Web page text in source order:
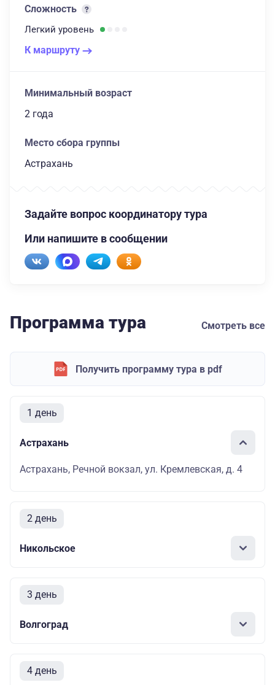
Сложность
Легкий уровень
К маршруту
Минимальный возраст
2 года
Место сбора группы
Астрахань
Задайте вопрос координатору тура
Или напишите в сообщении
Программа тура Смотреть все
Получить программу тура в pdf
1 день
Астрахань
Астрахань, Речной вокзал, ул. Кремлевская, д. 4
2 день
Никольское
3 день
Волгоград
4 день